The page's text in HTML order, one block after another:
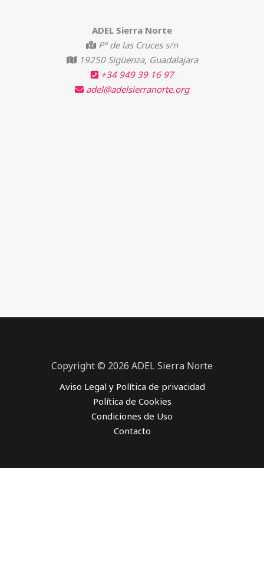
ADEL Sierra Norte
Pº de las Cruces s/n
19250 Sigüenza, Guadalajara
+34 949 39 16 97
adel@adelsierranorte.org
Copyright © 2026 ADEL Sierra Norte
Aviso Legal y Política de privacidad
Política de Cookies
Condiciones de Uso
Contacto